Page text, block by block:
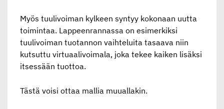
Myös tuulivoiman kylkeen syntyy kokonaan uutta
toimintaa. Lappeenrannassa on esimerkiksi
tuulivoiman tuotannon vaihteluita tasaava niin
kutsuttu virtuaalivoimala, joka tekee kaiken lisäksi
itsessään tuottoa.
Tästä voisi ottaa mallia muuallakin.